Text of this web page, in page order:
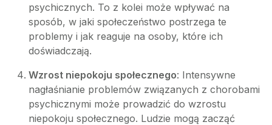
psychicznych. To z kolei może wpływać na
sposób, w jaki społeczeństwo postrzega te
problemy i jak reaguje na osoby, które ich
doświadczają.
Wzrost niepokoju społecznego: Intensywne
nagłaśnianie problemów związanych z chorobami
psychicznymi może prowadzić do wzrostu
niepokoju społecznego. Ludzie mogą zacząć